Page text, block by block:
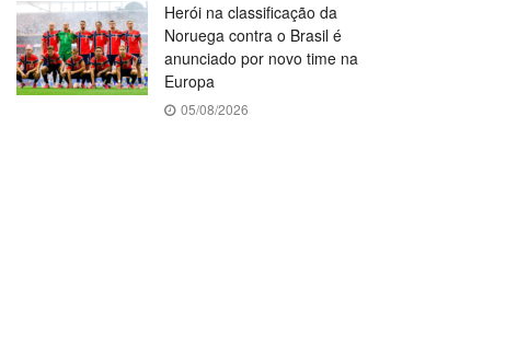
Herói na classificação da
Noruega contra o Brasil é
anunciado por novo time na
Europa
05/08/2026